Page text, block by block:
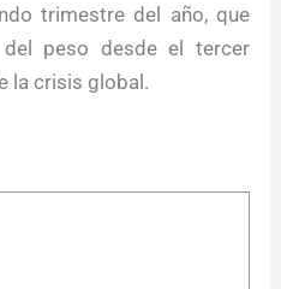
trimestre del año, que
peso desde el tercer
la crisis global.